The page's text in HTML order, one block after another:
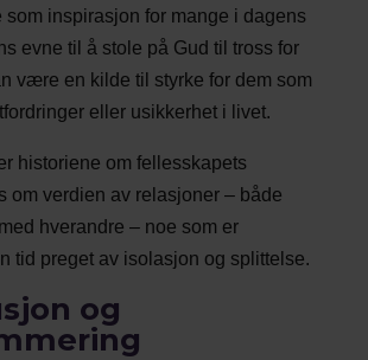
som inspirasjon for mange i dagens
evne til å stole på Gud til tross for
være en kilde til styrke for dem som
eller usikkerhet i livet.
historiene om fellesskapets
om verdien av relasjoner – både
hverandre – noe som er
tid preget av isolasjon og splittelse.
og